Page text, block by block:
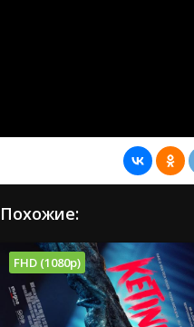
Похожие:
FHD (1080p)